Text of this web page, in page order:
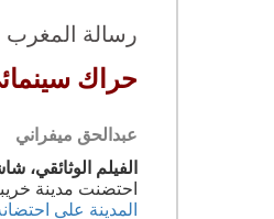
رسالة المغرب
حراك
عبدالحق ميفراني
الفيلم الوثائقي،
احتضنت مدينة
المدينة على